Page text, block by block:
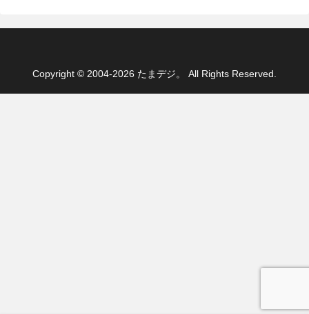
Copyright © 2004-2026 たまデジ。 All Rights Reserved.